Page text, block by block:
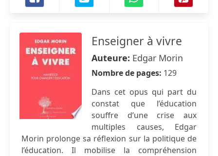
Enseigner à vivre
Auteure: Edgar Morin
Nombre de pages: 129
Dans cet opus qui part du
constat que l’éducation
souffre d’une crise aux
multiples causes, Edgar
Morin prolonge sa réflexion sur la politique de
l’éducation. Il mobilise la compréhension